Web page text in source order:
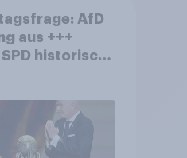
AfD
aus +++
SPD historisch
Politik